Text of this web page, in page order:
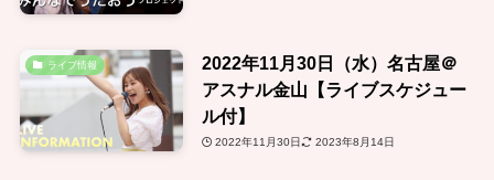
ライブ情報
2022年11月30日（水）名古屋＠
アスナル金山【ライブスケジュー
ル付】
2022年11月30日 2023年8月14日